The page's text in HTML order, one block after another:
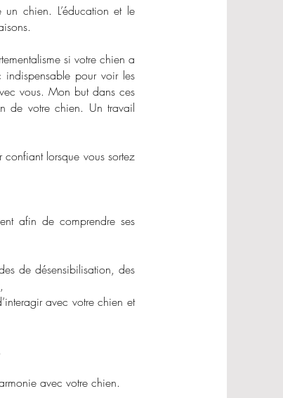
chien. L’éducation et le
si votre chien a
indispensable pour voir les
vous. Mon but dans ces
de votre chien. Un travail
lorsque vous sortez
afin de comprendre ses
de désensibilisation, des
avec votre chien et
avec votre chien.